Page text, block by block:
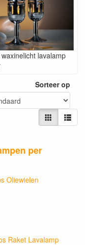
waxinelicht lavalamp
Sorteer op
per
Oliewielen
Raket Lavalamp